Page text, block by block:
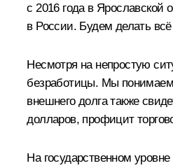
с 2016 года в Ярославской
в России. Будем делать
Несмотря на непростую
безработицы. Мы
внешнего долга также
долларов, профицит
На государственном